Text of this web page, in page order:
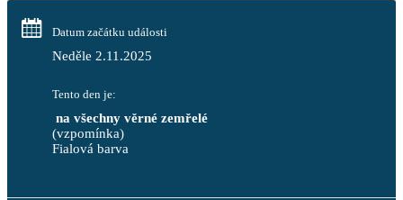
Datum začátku události
Neděle 2.11.2025
Tento den je:
na všechny věrné zemřelé
(vzpomínka)
Fialová barva